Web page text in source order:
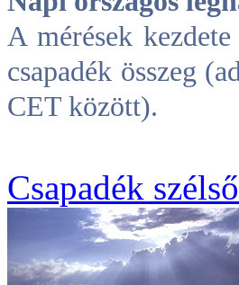
A mérések
csapadék összeg
CET között).
Csapadék